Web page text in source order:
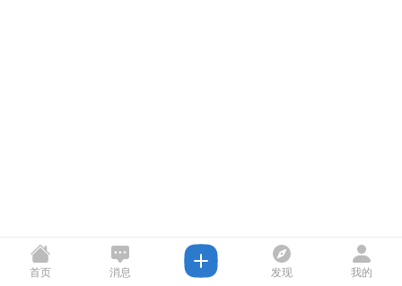
首页 消息 发现 我的